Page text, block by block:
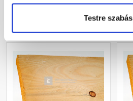
Testre szabás